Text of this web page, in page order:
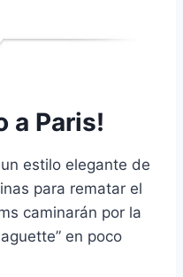
a Paris!
estilo elegante de
para rematar el
caminarán por la
en poco